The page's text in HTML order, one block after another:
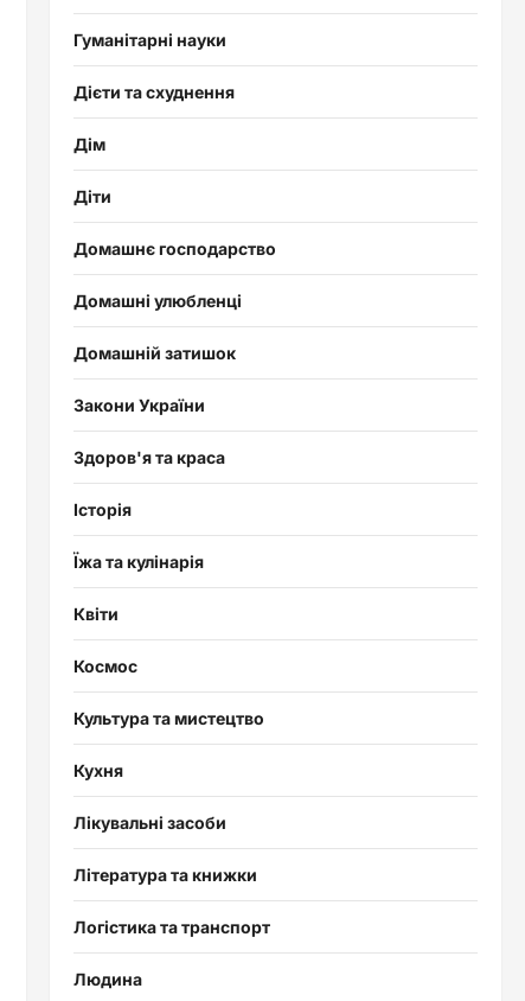
Гуманітарні науки
Дієти та схуднення
Дім
Діти
Домашнє господарство
Домашні улюбленці
Домашній затишок
Закони України
Здоров'я та краса
Історія
Їжа та кулінарія
Квіти
Космос
Культура та мистецтво
Кухня
Лікувальні засоби
Література та книжки
Логістика та транспорт
Людина